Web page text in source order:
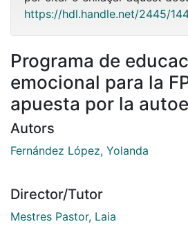
https://hdl.handle.net/2445/
Programa de
emocional para la
apuesta por la
Autors
Fernández López, Yolanda
Director/Tutor
Mestres Pastor, Laia